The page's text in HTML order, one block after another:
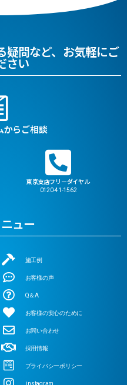
疑問など、お気軽にご
さい
からご相談
東京支店フリーダイヤル
0120-41-1562
ュー
施工例
お客様の声
Q＆A
お客様の安心のために
お問い合わせ
採用情報
プライバシーポリシー
instagram